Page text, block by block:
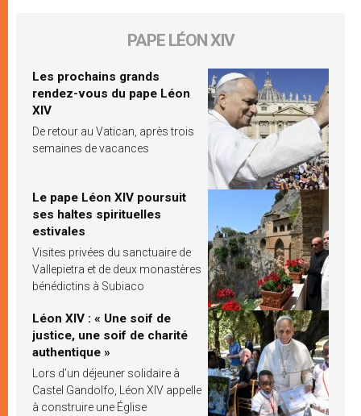
PAPE LÉON XIV
Les prochains grands
rendez-vous du pape Léon
XIV
De retour au Vatican, après trois
semaines de vacances
Le pape Léon XIV poursuit
ses haltes spirituelles
estivales
Visites privées du sanctuaire de
Vallepietra et de deux monastères
bénédictins à Subiaco
Léon XIV : « Une soif de
justice, une soif de charité
authentique »
Lors d’un déjeuner solidaire à
Castel Gandolfo, Léon XIV appelle
à construire une Église